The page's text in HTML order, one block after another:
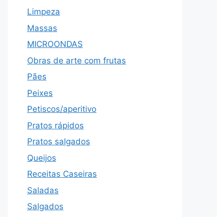
Limpeza
Massas
MICROONDAS
Obras de arte com frutas
Pães
Peixes
Petiscos/aperitivo
Pratos rápidos
Pratos salgados
Queijos
Receitas Caseiras
Saladas
Salgados